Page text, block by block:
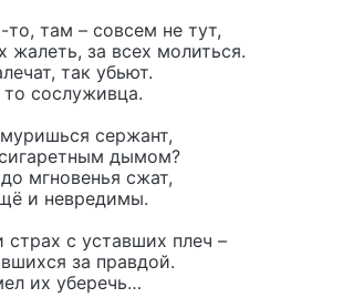
там – совсем не тут,
за всех молиться.
так убьют.
сослуживца.
сержант,
сигаретным дымом?
мгновенья сжат,
и невредимы.
страх с уставших плеч –
за правдой.
их уберечь…